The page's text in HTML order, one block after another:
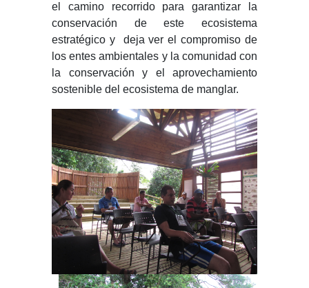
el camino recorrido para garantizar la
conservación de este ecosistema
estratégico y deja ver el compromiso de
los entes ambientales y la comunidad con
la conservación y el aprovechamiento
sostenible del ecosistema de manglar.